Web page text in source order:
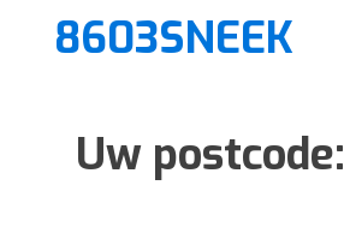
8603SNEEK
Uw postcode: